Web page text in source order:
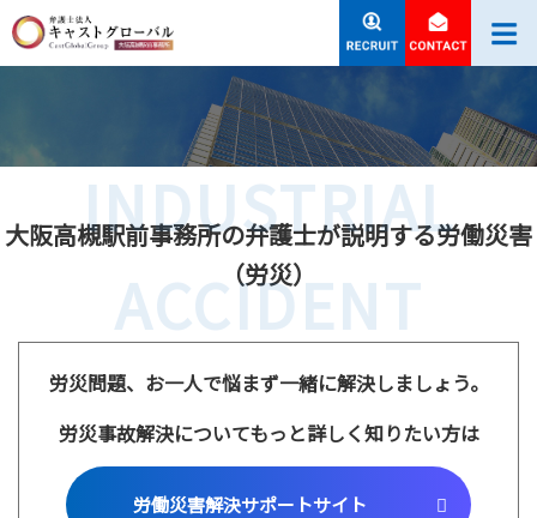
大阪高槻駅前事務所の弁護士が説明する労働災害
（労災）
INDUSTRIAL
ACCIDENT
労災問題、お一人で悩まず一緒に解決しましょう。
労災事故解決についてもっと詳しく知りたい方は
労働災害解決サポートサイト